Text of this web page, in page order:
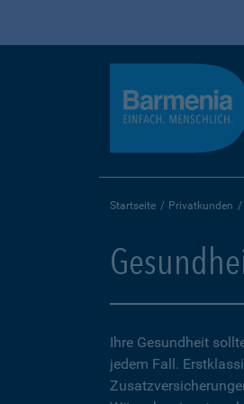
Startseite Privatkunden
Ihre Gesundheit
jedem Fall.